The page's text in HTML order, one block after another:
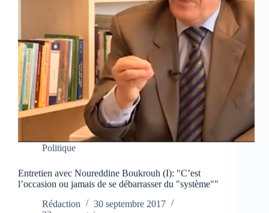
Politique
Entretien avec Noureddine Boukrouh (I): "C’est
l’occasion ou jamais de se débarrasser du "système""
Rédaction
30 septembre 2017